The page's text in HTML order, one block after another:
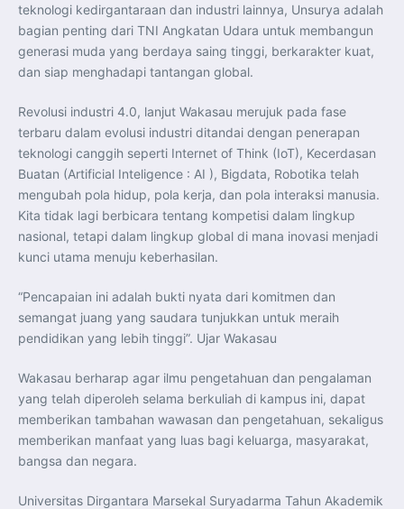
Perkuat Kerja Sama Repatriasi Artefak Budaya
Menteri PKP dan Ketua DEN Perkuat Kolaborasi
Teknologi, Data, dan Pembiayaan Demi Percepatan
Program 3 Juta Rumah
Pendaftaran MagangHub Angkatan II Batch 1 Dibuka
hingga 28 Juli 2026, Kesempatan Raih Pengalaman Kerja
dan Sertifikasi Kompetensi
Integritas dan Profesionalisme sebagai Bekal
Pengabdian
Menlu Sugiono Dorong Kemitraan ASEAN–Inggris yang
Lebih Erat Hadapi Tantangan Global
Indonesia Dorong ASEAN dan Uni Eropa Perkuat
Stabilitas Global melalui Kemitraan Strategis
Menlu RI Dorong Kemitraan Ekonomi ASEAN–Korea
Selatan untuk Perkuat Ketahanan Kawasan
Kemitraan ASEAN–Kanada Perkuat Ketahanan Ekonomi,
Pangan, dan Energi Kawasan
ASEAN dan India Perkuat Ketahanan Kawasan lewat
Kerja Sama Maritim, Ekonomi, dan Kesehatan
BI Pertahankan BI-Rate 5,75 Persen untuk Jaga
Kepala BGN Sudaryono Tegaskan Komitmen Perkuat
Transparansi dan Akuntabilitas Program Makan Bergizi
Gratis
teknologi kedirgantaraan dan industri lainnya, Unsurya adalah
bagian penting dari TNI Angkatan Udara untuk membangun
generasi muda yang berdaya saing tinggi, berkarakter kuat,
dan siap menghadapi tantangan global.
Revolusi industri 4.0, lanjut Wakasau merujuk pada fase
terbaru dalam evolusi industri ditandai dengan penerapan
teknologi canggih seperti Internet of Think (IoT), Kecerdasan
Buatan (Artificial Inteligence : AI ), Bigdata, Robotika telah
mengubah pola hidup, pola kerja, dan pola interaksi manusia.
Kita tidak lagi berbicara tentang kompetisi dalam lingkup
nasional, tetapi dalam lingkup global di mana inovasi menjadi
kunci utama menuju keberhasilan.
“Pencapaian ini adalah bukti nyata dari komitmen dan
semangat juang yang saudara tunjukkan untuk meraih
pendidikan yang lebih tinggi”. Ujar Wakasau
Wakasau berharap agar ilmu pengetahuan dan pengalaman
yang telah diperoleh selama berkuliah di kampus ini, dapat
memberikan tambahan wawasan dan pengetahuan, sekaligus
memberikan manfaat yang luas bagi keluarga, masyarakat,
bangsa dan negara.
Universitas Dirgantara Marsekal Suryadarma Tahun Akademik